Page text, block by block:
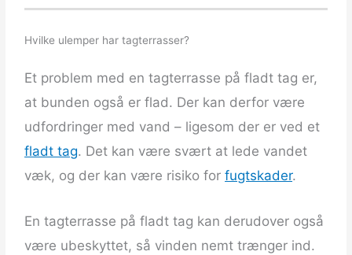
Hvilke ulemper har tagterrasser?
Et problem med en tagterrasse på fladt tag er,
at bunden også er flad. Der kan derfor være
udfordringer med vand – ligesom der er ved et
fladt tag. Det kan være svært at lede vandet
væk, og der kan være risiko forfugtskader.
En tagterrasse på fladt tag kan derudover også
være ubeskyttet, så vinden nemt trænger ind.